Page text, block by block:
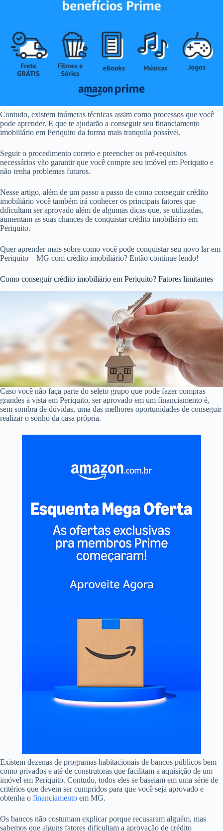
Contudo, existem inúmeras técnicas assim como processos que você
pode aprender. E que te ajudarão a conseguir seu financiamento
imobiliário em Periquito da forma mais tranquila possível.
Seguir o procedimento correto e preencher os pré-requisitos
necessários vão garantir que você compre seu imóvel em Periquito e
não tenha problemas futuros.
Nesse artigo, além de um passo a passo de como conseguir crédito
imobiliário você também irá conhecer os principais fatores que
dificultam ser aprovado além de algumas dicas que, se utilizadas,
aumentam as suas chances de conquistar crédito imobiliário em
Periquito.
Quer aprender mais sobre como você pode conquistar seu novo lar em
Periquito – MG com crédito imobiliário? Então continue lendo!
Como conseguir crédito imobiliário em Periquito? Fatores limitantes
Caso você não faça parte do seleto grupo que pode fazer compras
grandes à vista em Periquito, ser aprovado em um financiamento é,
sem sombra de dúvidas, uma das melhores oportunidades de conseguir
realizar o sonho da casa própria.
Existem dezenas de programas habitacionais de bancos públicos bem
como privados e até de construtoras que facilitam a aquisição de um
imóvel em Periquito. Contudo, todos eles se baseiam em uma série de
critérios que devem ser cumpridos para que você seja aprovado e
obtenha o financiamento em MG.
Os bancos não costumam explicar porque recusaram alguém, mas
sabemos que alguns fatores dificultam a aprovação de crédito